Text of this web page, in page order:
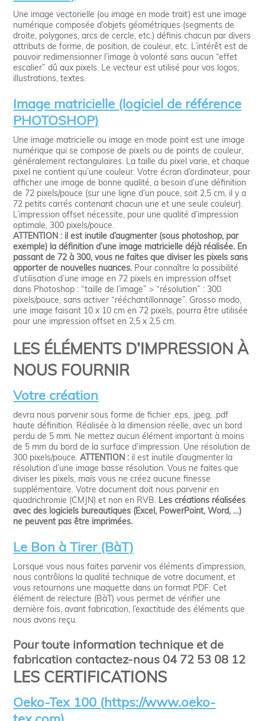
Une image vectorielle (ou image en mode trait) est une image
numérique composée d’objets géométriques (segments de
droite, polygones, arcs de cercle, etc.) définis chacun par divers
attributs de forme, de position, de couleur, etc. L’intérêt est de
pouvoir redimensionner l’image à volonté sans aucun “effet
escalier” dû aux pixels. Le vecteur est utilisé pour vos logos,
illustrations, textes.
Image matricielle (logiciel de référence
PHOTOSHOP)
Une image matricielle ou image en mode point est une image
numérique qui se compose de pixels ou de points de couleur,
généralement rectangulaires. La taille du pixel varie, et chaque
pixel ne contient qu’une couleur. Votre écran d’ordinateur, pour
afficher une image de bonne qualité, a besoin d’une définition
de 72 pixels/pouce (sur une ligne d’un pouce, soit 2,5 cm, il y a
72 petits carrés contenant chacun une et une seule couleur).
L’impression offset nécessite, pour une qualité d’impression
optimale, 300 pixels/pouce.
ATTENTION : il est inutile d’augmenter (sous photoshop, par
exemple) la définition d’une image matricielle déjà réalisée. En
passant de 72 à 300, vous ne faites que diviser les pixels sans
apporter de nouvelles nuances. Pour connaître la possibilité
d’utilisation d’une image en 72 pixels en impression offset
dans Photoshop : “taille de l’image” > “résolution” : 300
pixels/pouce, sans activer “rééchantillonnage”. Grosso modo,
une image faisant 10 x 10 cm en 72 pixels, pourra être utilisée
pour une impression offset en 2,5 x 2,5 cm.
LES ÉLÉMENTS D’IMPRESSION À
NOUS FOURNIR
Votre création
devra nous parvenir sous forme de fichier .eps, .jpeg, .pdf
haute définition. Réalisée à la dimension réelle, avec un bord
perdu de 5 mm. Ne mettez aucun élément important à moins
de 5 mm du bord de la surface d’impression. Une résolution de
300 pixels/pouce.ATTENTION : il est inutile d’augmenter la
résolution d’une image basse résolution. Vous ne faites que
diviser les pixels, mais vous ne créez aucune finesse
supplémentaire. Votre document doit nous parvenir en
quadrichromie (CMJN) et non en RVB. Les créations réalisées
avec des logiciels bureautiques (Excel, PowerPoint, Word, …)
ne peuvent pas être imprimées.
Le Bon à Tirer (BàT)
Lorsque vous nous faites parvenir vos éléments d’impression,
nous contrôlons la qualité technique de votre document, et
vous retournons une maquette dans un format PDF. Cet
élément de relecture (BàT) vous permet de vérifier une
dernière fois, avant fabrication, l’exactitude des éléments que
nous avons reçu.
Pour toute information technique et de
fabrication contactez-nous 04 72 53 08 12
LES CERTIFICATIONS
Oeko-Tex 100 (https://www.oeko-